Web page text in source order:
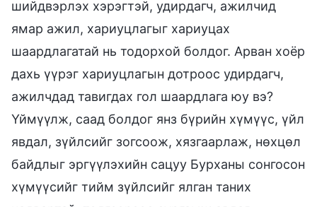
шийдвэрлэх хэрэгтэй, удирдагч, ажилчид
ямар ажил, хариуцлагыг хариуцах
шаардлагатай нь тодорхой болдог. Арван хоёр
дахь үүрэг хариуцлагын дотроос удирдагч,
ажилчдад тавигдах гол шаардлага юу вэ?
Үймүүлж, саад болдог янз бүрийн хүмүүс, үйл
явдал, зүйлсийг зогсоож, хязгаарлаж, нөхцөл
байдлыг эргүүлэхийн сацуу Бурханы сонгосон
хүмүүсийг тийм зүйлсийг ялган таних